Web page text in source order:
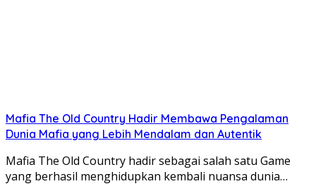
Mafia The Old Country Hadir Membawa Pengalaman
Dunia Mafia yang Lebih Mendalam dan Autentik
Mafia The Old Country hadir sebagai salah satu Game
yang berhasil menghidupkan kembali nuansa dunia…